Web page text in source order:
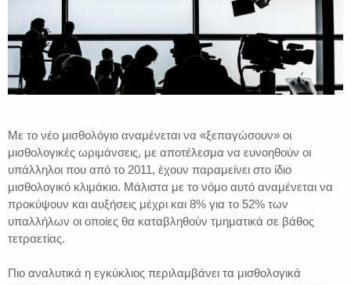
Με το νέο μισθολόγιο αναμένεται να «ξεπαγώσουν» οι
μισθολογικές ωριμάνσεις, με αποτέλεσμα να ευνοηθούν οι
υπάλληλοι που από το 2011, έχουν παραμείνει στο ίδιο
μισθολογικό κλιμάκιο. Μάλιστα με το νόμο αυτό αναμένεται να
προκύψουν και αυξήσεις μέχρι και 8% για το 52% των
υπαλλήλων οι οποίες θα καταβληθούν τμηματικά σε βάθος
τετραετίας.
Πιο αναλυτικά η εγκύκλιος περιλαμβάνει τα μισθολογικά